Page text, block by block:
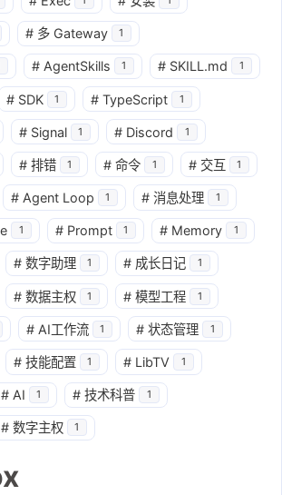
# 多 Gateway 1
# AgentSkills 1 # SKILL.md 1
# SDK 1 # TypeScript 1
# Signal 1 # Discord 1
# 排错 1 # 命令 1 # 交互 1
# Agent Loop 1 # 消息处理 1
1 # Prompt 1 # Memory 1
# 数字助理 1 # 成长日记 1
# 数据主权 1 # 模型工程 1
# AI工作流 1 # 状态管理 1
# 技能配置 1 # LibTV 1
# AI 1 # 技术科普 1
# 数字主权 1